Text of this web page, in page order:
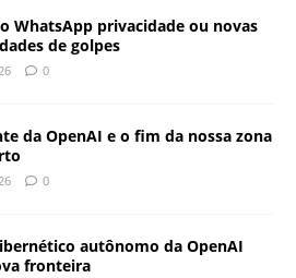
WhatsApp privacidade ou novas
de golpes
0
da OpenAI e o fim da nossa zona
0
autônomo da OpenAI
fronteira